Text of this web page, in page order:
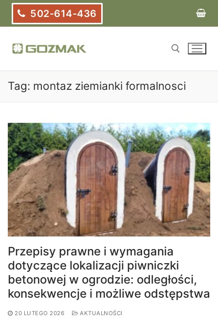
Przejdź
treści
502-614-436
Szukaj:
Tag: montaz ziemianki formalnosci
Przepisy prawne i wymagania
dotyczące lokalizacji piwniczki
betonowej w ogrodzie: odległości,
konsekwencje i możliwe odstępstwa
20 LUTEGO 2026 AKTUALNOŚCI